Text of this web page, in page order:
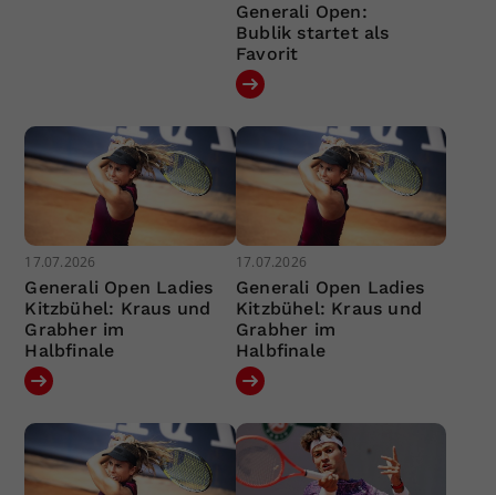
Generali Open:
Bublik startet als
Favorit
17.07.2026
Generali Open Ladies
Kitzbühel: Kraus und
Grabher im
Halbfinale
17.07.2026
Generali Open Ladies
Kitzbühel: Kraus und
Grabher im
Halbfinale